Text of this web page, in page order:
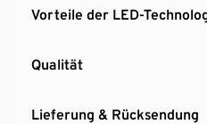
Vorteile der LED-
Qualität
Lieferung & Rücksendung